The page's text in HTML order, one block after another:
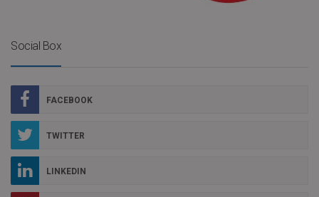
Social Box
FACEBOOK
TWITTER
LINKEDIN